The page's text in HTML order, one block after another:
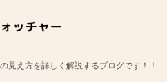
見え方を詳しく解説するブログです！！